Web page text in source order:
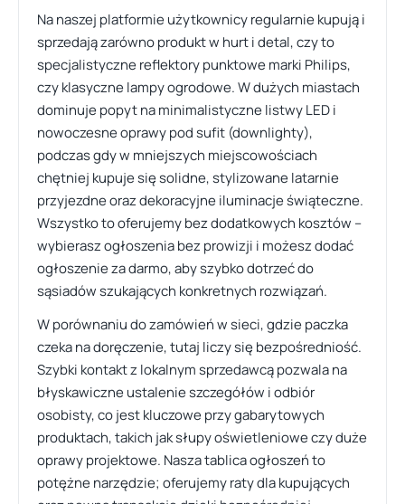
Na naszej platformie użytkownicy regularnie kupują i
sprzedają zarówno produkt w hurt i detal, czy to
specjalistyczne reflektory punktowe marki Philips,
czy klasyczne lampy ogrodowe. W dużych miastach
dominuje popyt na minimalistyczne listwy LED i
nowoczesne oprawy pod sufit (downlighty),
podczas gdy w mniejszych miejscowościach
chętniej kupuje się solidne, stylizowane latarnie
przyjezdne oraz dekoracyjne iluminacje świąteczne.
Wszystko to oferujemy bez dodatkowych kosztów –
wybierasz ogłoszenia bez prowizji i możesz dodać
ogłoszenie za darmo, aby szybko dotrzeć do
sąsiadów szukających konkretnych rozwiązań.
W porównaniu do zamówień w sieci, gdzie paczka
czeka na doręczenie, tutaj liczy się bezpośredniość.
Szybki kontakt z lokalnym sprzedawcą pozwala na
błyskawiczne ustalenie szczegółów i odbiór
osobisty, co jest kluczowe przy gabarytowych
produktach, takich jak słupy oświetleniowe czy duże
oprawy projektowe. Nasza tablica ogłoszeń to
potężne narzędzie; oferujemy raty dla kupujących